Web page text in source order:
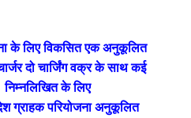
के लिए विकसित एक अनुकूलित
दो चार्जिंग वक्र के साथ कई
के लिए
ग्राहक परियोजना अनुकूलित